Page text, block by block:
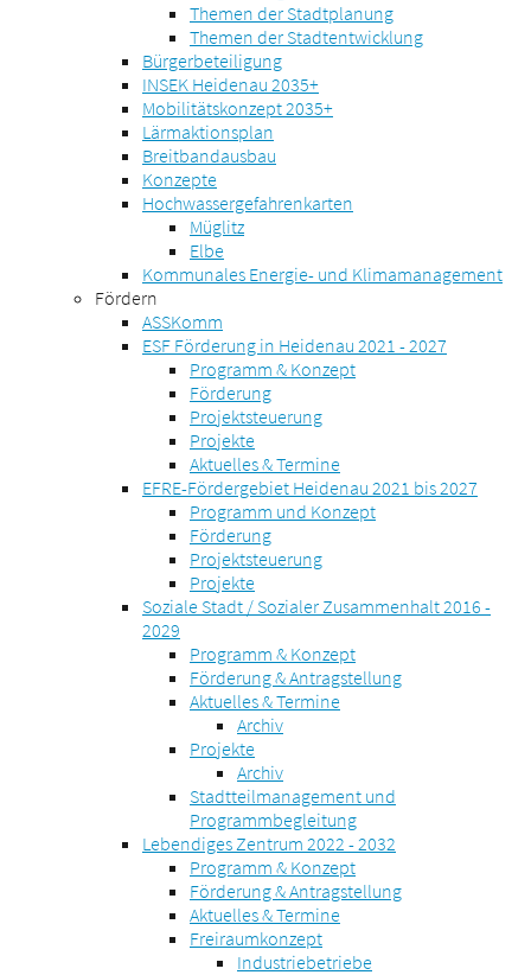
Themen der Stadtplanung
Themen der Stadtentwicklung
Bürgerbeteiligung
INSEK Heidenau 2035+
Mobilitätskonzept 2035+
Lärmaktionsplan
Breitbandausbau
Konzepte
Hochwassergefahrenkarten
Müglitz
Elbe
Kommunales Energie- und Klimamanagement
Fördern
ASSKomm
ESF Förderung in Heidenau 2021 - 2027
Programm & Konzept
Förderung
Projektsteuerung
Projekte
Aktuelles & Termine
EFRE-Fördergebiet Heidenau 2021 bis 2027
Programm und Konzept
Förderung
Projektsteuerung
Projekte
Soziale Stadt / Sozialer Zusammenhalt 2016 -
2029
Programm & Konzept
Förderung & Antragstellung
Aktuelles & Termine
Archiv
Projekte
Archiv
Stadtteilmanagement und
Programmbegleitung
Lebendiges Zentrum 2022 - 2032
Programm & Konzept
Förderung & Antragstellung
Aktuelles & Termine
Freiraumkonzept
Industriebetriebe